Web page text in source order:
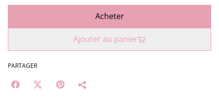
Acheter
Ajouter au panier
PARTAGER